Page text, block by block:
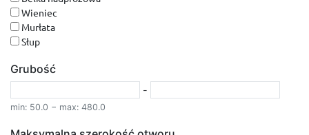
Wieniec
Murłata
Słup
Grubość
-
min: 50.0 − max: 480.0